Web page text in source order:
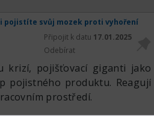
pojistíte svůj mozek proti vyhoření
Připojit k datu 17.01.2025
Odebírat
krizí, pojišťovací giganti jako
pojistného produktu. Reagují
prostředí.